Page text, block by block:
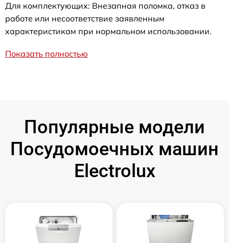
Для комплектующих: Внезапная поломка, отказ в
работе или несоответствие заявленным
характеристикам при нормальном использовании.
Показать полностью
Популярные модели
Посудомоечных машин
Electrolux